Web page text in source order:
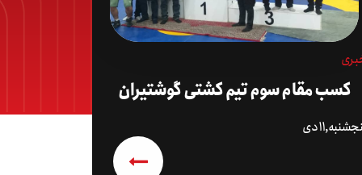
کسب مقام سوم تیم کشتی گوشتیران
دی